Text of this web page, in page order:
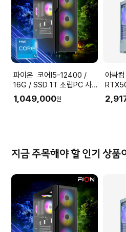
파이온 코어I5-12400 /
16G / SSD 1T 조립PC 사
무용 데스크탑 본체 가정용
업무용
1,049,000원
아싸컴 AMD
조립
지금 주목해야 할 인기 상품